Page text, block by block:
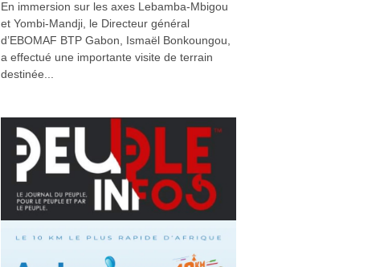
En immersion sur les axes Lebamba-Mbigou
et Yombi-Mandji, le Directeur général
d’EBOMAF BTP Gabon, Ismaël Bonkoungou,
a effectué une importante visite de terrain
destinée...